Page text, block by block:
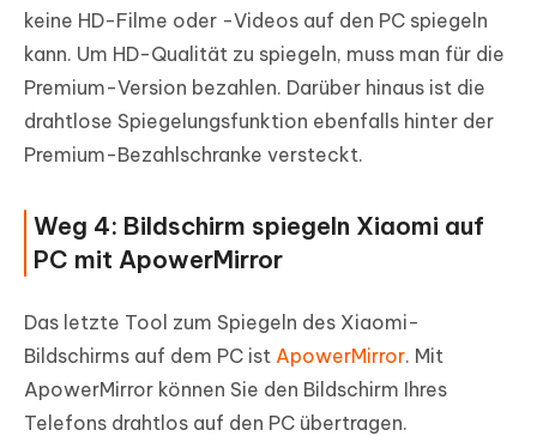
keine HD-Filme oder -Videos auf den PC spiegeln
kann. Um HD-Qualität zu spiegeln, muss man für die
Premium-Version bezahlen. Darüber hinaus ist die
drahtlose Spiegelungsfunktion ebenfalls hinter der
Premium-Bezahlschranke versteckt.
Weg 4: Bildschirm spiegeln Xiaomi auf
PC mit ApowerMirror
Das letzte Tool zum Spiegeln des Xiaomi-
Bildschirms auf dem PC ist ApowerMirror. Mit
ApowerMirror können Sie den Bildschirm Ihres
Telefons drahtlos auf den PC übertragen.